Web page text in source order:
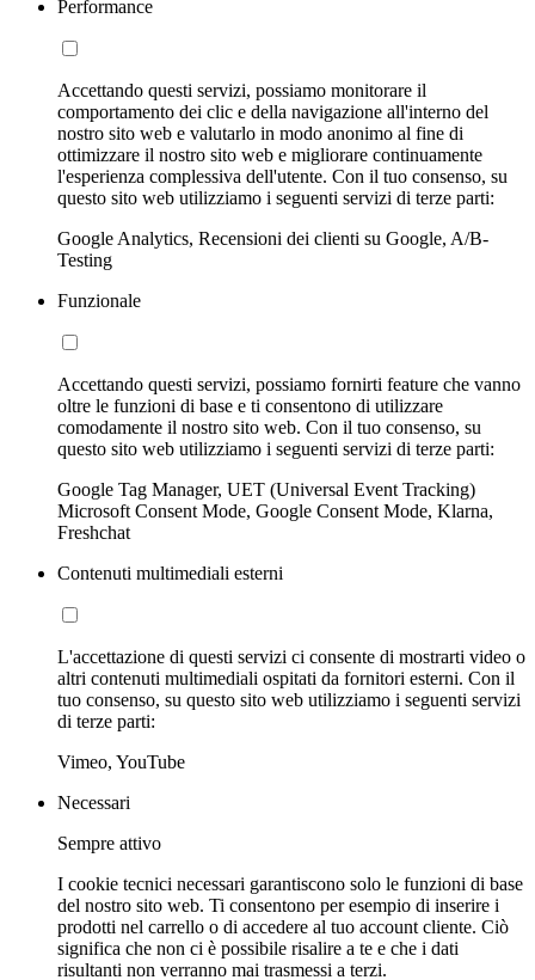
Performance
Accettando questi servizi, possiamo monitorare il
comportamento dei clic e della navigazione all'interno del
nostro sito web e valutarlo in modo anonimo al fine di
ottimizzare il nostro sito web e migliorare continuamente
l'esperienza complessiva dell'utente. Con il tuo consenso, su
questo sito web utilizziamo i seguenti servizi di terze parti:
Google Analytics, Recensioni dei clienti su Google, A/B-
Testing
Funzionale
Accettando questi servizi, possiamo fornirti feature che vanno
oltre le funzioni di base e ti consentono di utilizzare
comodamente il nostro sito web. Con il tuo consenso, su
questo sito web utilizziamo i seguenti servizi di terze parti:
Google Tag Manager, UET (Universal Event Tracking)
Microsoft Consent Mode, Google Consent Mode, Klarna,
Freshchat
Contenuti multimediali esterni
L'accettazione di questi servizi ci consente di mostrarti video o
altri contenuti multimediali ospitati da fornitori esterni. Con il
tuo consenso, su questo sito web utilizziamo i seguenti servizi
di terze parti:
Vimeo, YouTube
Necessari
Sempre attivo
I cookie tecnici necessari garantiscono solo le funzioni di base
del nostro sito web. Ti consentono per esempio di inserire i
prodotti nel carrello o di accedere al tuo account cliente. Ciò
significa che non ci è possibile risalire a te e che i dati
risultanti non verranno mai trasmessi a terzi.